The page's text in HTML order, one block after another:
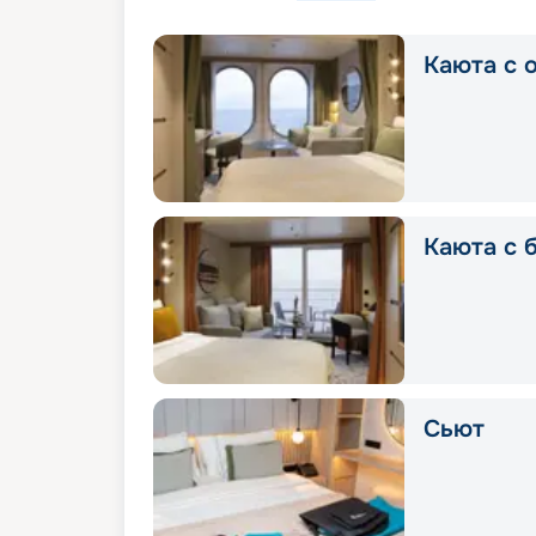
Каюта с
Каюта с
Сьют